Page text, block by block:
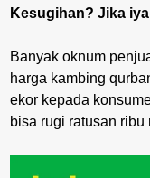
Kesugihan? Jika
Banyak oknum
harga kambing
ekor kepada
bisa rugi ratusan ribu